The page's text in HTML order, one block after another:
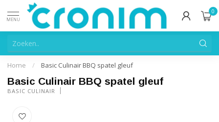
MENU
0
Home / Basic Culinair BBQ spatel gleuf
Basic Culinair BBQ spatel gleuf
BASIC CULINAIR